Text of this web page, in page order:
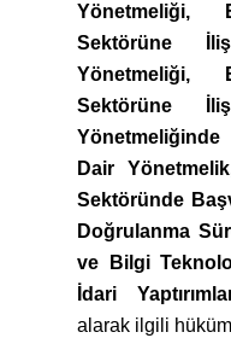
Yönetmeliği,
Sektörüne
Yönetmeliği,
Sektörüne
Dair
Sektöründe
Doğrulanma
ve Bilgi
İdari
alarak ilgili